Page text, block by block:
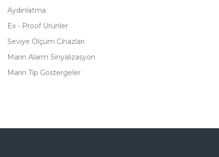
Aydınlatma
Ex - Proof Ürünler
Seviye Ölçüm Cihazları
Marin Alarm Sinyalizasyon
Marin Tip Göstergeler